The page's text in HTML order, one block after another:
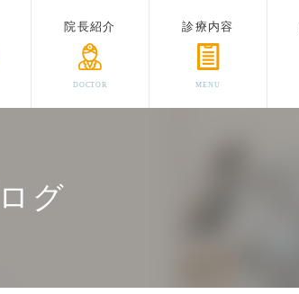
院長紹介
DOCTOR
診療内容
MENU
グ